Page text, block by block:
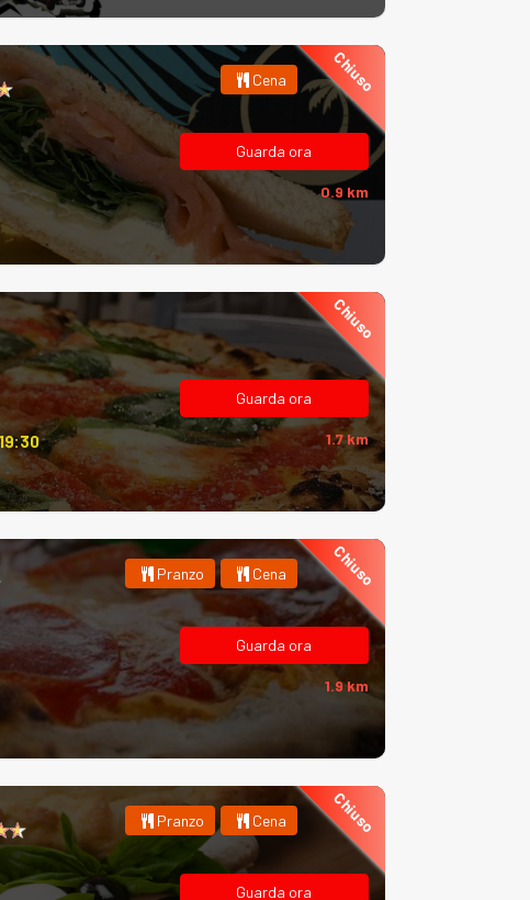
Chiuso
Cena
Guarda ora
0.9 km
Chiuso
Guarda ora
1.7 km
Chiuso
Pranzo Cena
Guarda ora
1.9 km
Chiuso
Pranzo Cena
Guarda ora